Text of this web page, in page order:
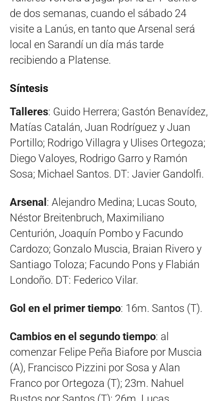
de dos semanas, cuando el sábado 24
visite a Lanús, en tanto que Arsenal será
local en Sarandí un día más tarde
recibiendo a Platense.
Síntesis
Talleres: Guido Herrera; Gastón Benavídez,
Matías Catalán, Juan Rodríguez y Juan
Portillo; Rodrigo Villagra y Ulises Ortegoza;
Diego Valoyes, Rodrigo Garro y Ramón
Sosa; Michael Santos. DT: Javier Gandolfi.
Arsenal : Alejandro Medina; Lucas Souto,
Néstor Breitenbruch, Maximiliano
Centurión, Joaquín Pombo y Facundo
Cardozo; Gonzalo Muscia, Braian Rivero y
Santiago Toloza; Facundo Pons y Flabián
Londoño. DT: Federico Vilar.
Gol en el primer tiempo: 16m. Santos (T).
Cambios en el segundo tiempo: al
comenzar Felipe Peña Biafore por Muscia
(A), Francisco Pizzini por Sosa y Alan
Franco por Ortegoza (T); 23m. Nahuel